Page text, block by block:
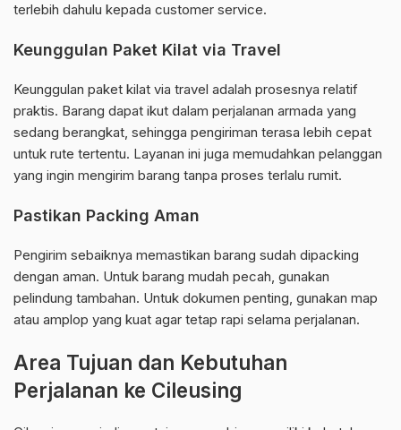
terlebih dahulu kepada customer service.
Keunggulan Paket Kilat via Travel
Keunggulan paket kilat via travel adalah prosesnya relatif
praktis. Barang dapat ikut dalam perjalanan armada yang
sedang berangkat, sehingga pengiriman terasa lebih cepat
untuk rute tertentu. Layanan ini juga memudahkan pelanggan
yang ingin mengirim barang tanpa proses terlalu rumit.
Pastikan Packing Aman
Pengirim sebaiknya memastikan barang sudah dipacking
dengan aman. Untuk barang mudah pecah, gunakan
pelindung tambahan. Untuk dokumen penting, gunakan map
atau amplop yang kuat agar tetap rapi selama perjalanan.
Area Tujuan dan Kebutuhan
Perjalanan ke Cileusing